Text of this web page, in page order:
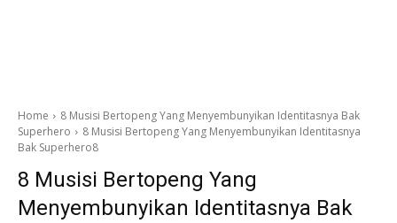
Home
8 Musisi Bertopeng Yang Menyembunyikan Identitasnya Bak
Superhero
8 Musisi Bertopeng Yang Menyembunyikan Identitasnya
Bak Superhero8
8 Musisi Bertopeng Yang
Menyembunyikan Identitasnya Bak